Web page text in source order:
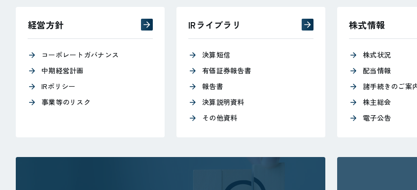
IRコンテンツ一覧
経営方針
コーポレートガバナンス
中期経営計画
IRポリシー
事業等のリスク
IRライブラリ
決算短信
有価証券報告書
報告書
決算説明資料
その他資料
株式情報
株式状況
配当情報
諸手続きのご案
株主総会
電子公告